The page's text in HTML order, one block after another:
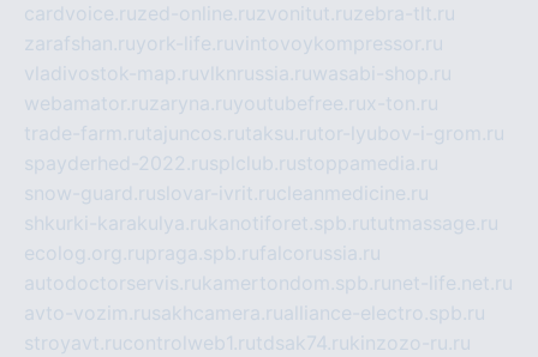
cardvoice.ruzed-online.ruzvonitut.ruzebra-tlt.ru
zarafshan.ruyork-life.ruvintovoykompressor.ru
vladivostok-map.ruvlknrussia.ruwasabi-shop.ru
webamator.ruzaryna.ruyoutubefree.rux-ton.ru
trade-farm.rutajuncos.rutaksu.rutor-lyubov-i-grom.ru
spayderhed-2022.rusplclub.rustoppamedia.ru
snow-guard.ruslovar-ivrit.rucleanmedicine.ru
shkurki-karakulya.rukanotiforet.spb.rututmassage.ru
ecolog.org.rupraga.spb.rufalcorussia.ru
autodoctorservis.rukamertondom.spb.ru net-life.net.ru
avto-vozim.rusakhcamera.rualliance-electro.spb.ru
stroyavt.rucontrolweb1.rutdsak74.rukinzozo-ru.ru